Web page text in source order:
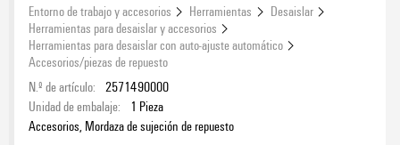
Entorno de trabajo y accesorios Herramientas
Desaislar
Herramientas para desaislar y accesorios
Herramientas para desaislar con auto-ajuste automático
Accesorios/piezas de repuesto
N.º de artículo: 2571490000
Unidad de embalaje:
1 Pieza
Accesorios, Mordaza de sujeción de repuesto